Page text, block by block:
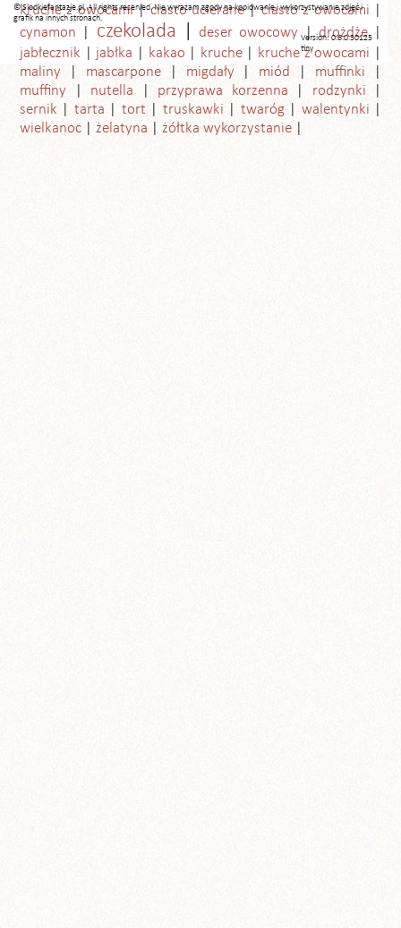
kruche z owocami
ciasto ucierane
ciasto z owocami
cynamon
czekolada deser owocowy
drożdże
jabłecznik
jabłka kakao kruche
kruche z owocami
maliny
mascarpone migdały miód
muffinki
muffiny
nutella przyprawa korzenna
rodzynki
sernik
tarta tort truskawki twaróg
walentynki
wielkanoc
żelatyna żółtka wykorzystanie
© Slodkiefantazje.pl. All rights reserved. Nie wyrażam zgody na kopiowanie i wykorzystywanie zdjęć i
grafik na innych stronach.
Version: 0.6.0.30125
tiny